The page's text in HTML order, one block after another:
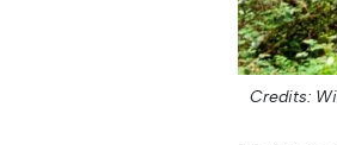
Credits: